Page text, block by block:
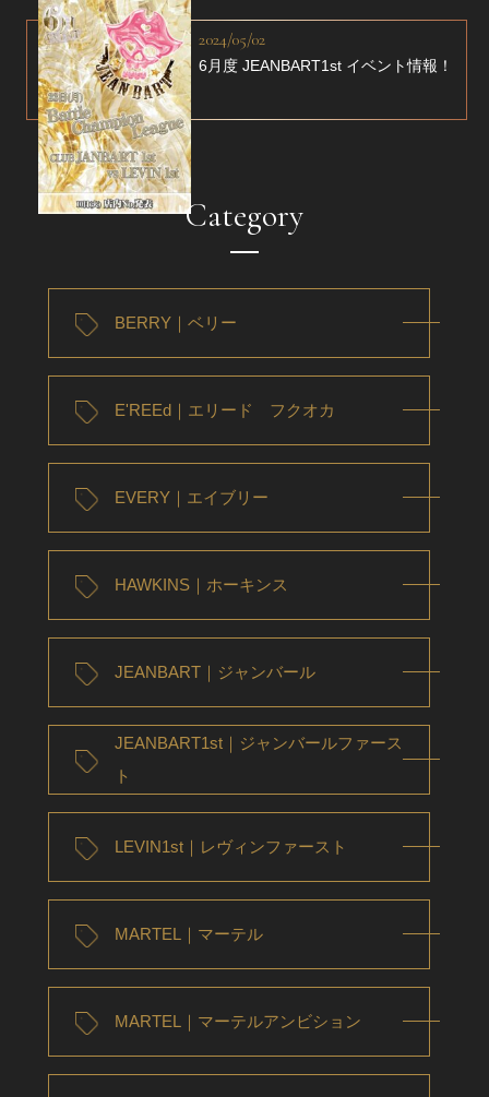
2024/05/02
6月度 JEANBART1st イベント情報！
Category
BERRY｜ベリー
E'REEd｜エリード フクオカ
EVERY｜エイブリー
HAWKINS｜ホーキンス
JEANBART｜ジャンバール
JEANBART1st｜ジャンバールファース
ト
LEVIN1st｜レヴィンファースト
MARTEL｜マーテル
MARTEL｜マーテルアンビション